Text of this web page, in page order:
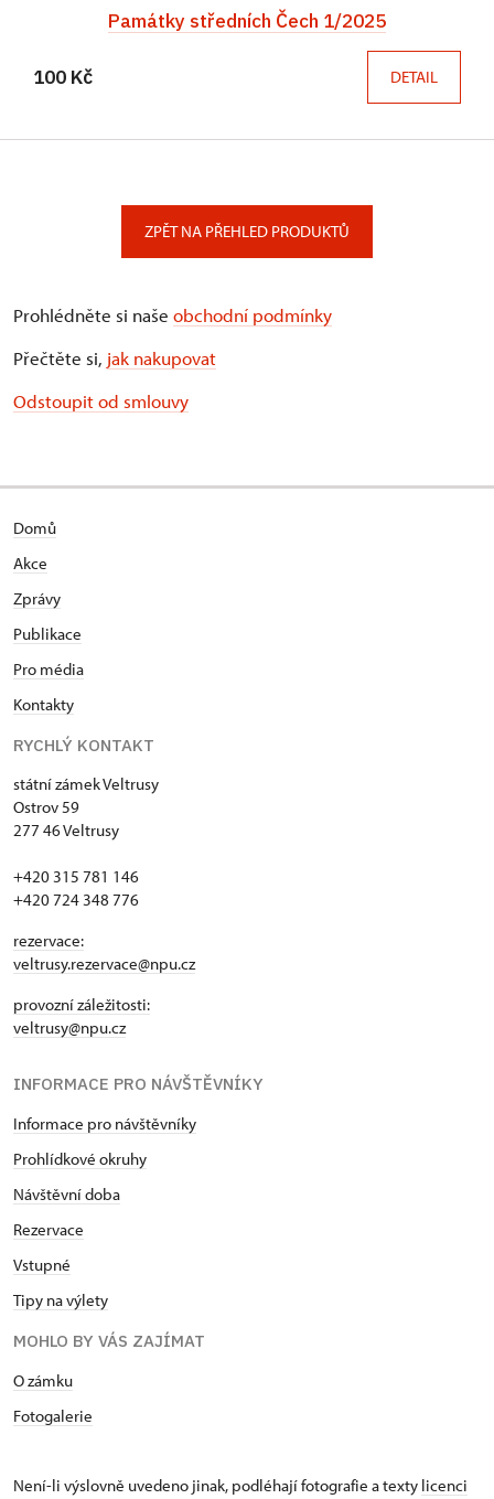
Památky středních Čech 1/2025
100 Kč DETAIL
ZPĚT NA PŘEHLED PRODUKTŮ
Prohlédněte si naše obchodní podmínky
Přečtěte si, jak nakupovat
Odstoupit od smlouvy
Domů
Akce
Zprávy
Publikace
Pro média
Kontakty
RYCHLÝ KONTAKT
státní zámek Veltrusy
Ostrov 59
277 46 Veltrusy
+420 315 781 146
+420 724 348 776
rezervace:
veltrusy.rezervace@npu.cz
provozní záležitosti:
veltrusy@npu.cz
INFORMACE PRO NÁVŠTĚVNÍKY
Informace pro návštěvníky
Prohlídkové okruhy
Návštěvní doba
Rezervace
Vstupné
Tipy na výlety
MOHLO BY VÁS ZAJÍMAT
O zámku
Fotogalerie
Není-li výslovně uvedeno jinak, podléhají fotografie a texty licenci